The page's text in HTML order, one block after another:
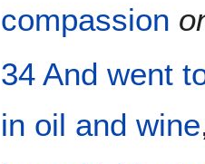
compassion
34 And went
in oil and wine